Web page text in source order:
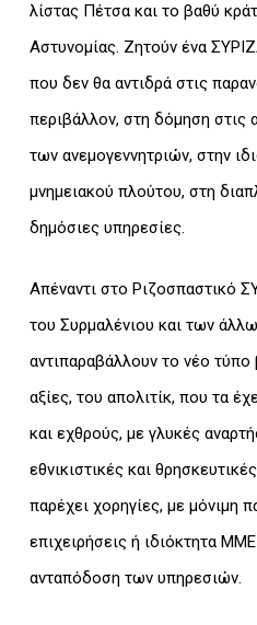
λίστας Πέτσα και το βαθύ
Αστυνομίας. Ζητούν ένα
που δεν θα αντιδρά στις
περιβάλλον, στη δόμηση στις
των ανεμογεννητριών, στην
μνημειακού πλούτου, στη
δημόσιες υπηρεσίες.
Απέναντι στο Ριζοσπαστικό
του Συρμαλένιου και των
αντιπαραβάλλουν το νέο
αξίες, του απολιτίκ, που τα
και εχθρούς, με γλυκές
εθνικιστικές και
παρέχει χορηγίες, με μόνιμη
επιχειρήσεις ή ιδιόκτητα
ανταπόδοση των υπηρεσιών.